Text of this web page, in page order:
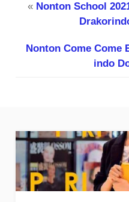
« Nonton School
Nonton Come Come
indo